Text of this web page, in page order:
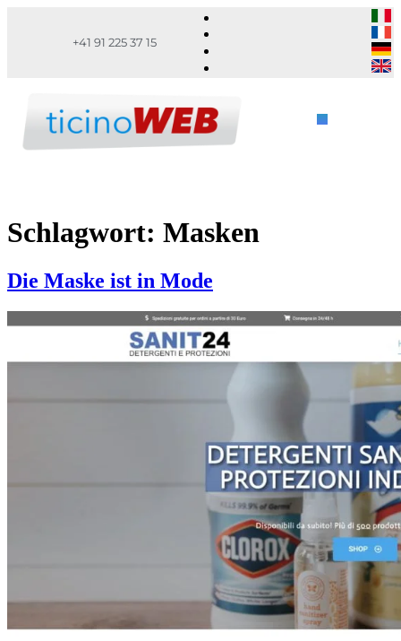
+41 91 225 37 15
Schlagwort: Masken
Die Maske ist in Mode